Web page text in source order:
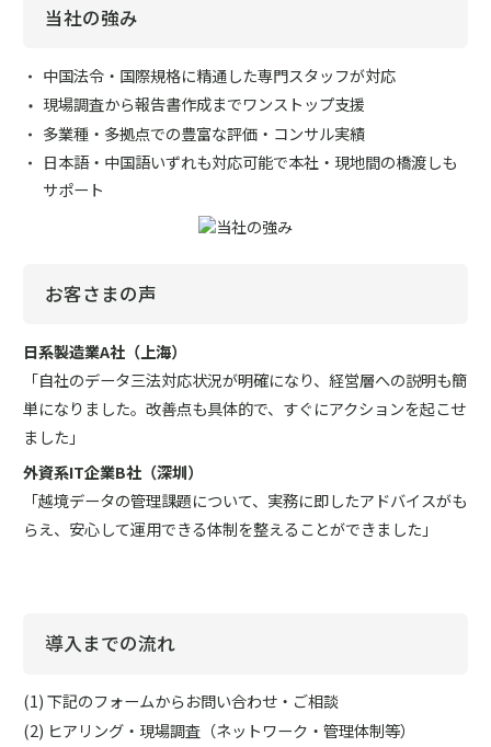
当社の強み
中国法令・国際規格に精通した専門スタッフが対応
現場調査から報告書作成までワンストップ支援
多業種・多拠点での豊富な評価・コンサル実績
日本語・中国語いずれも対応可能で本社・現地間の橋渡しも
サポート
お客さまの声
日系製造業A社（上海）
「自社のデータ三法対応状況が明確になり、経営層への説明も簡
単になりました。改善点も具体的で、すぐにアクションを起こせ
ました」
外資系IT企業B社（深圳）
「越境データの管理課題について、実務に即したアドバイスがも
らえ、安心して運用できる体制を整えることができました」
導入までの流れ
下記のフォームからお問い合わせ・ご相談
ヒアリング・現場調査（ネットワーク・管理体制等）